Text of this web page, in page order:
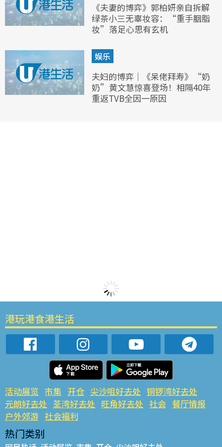
《夫妻的博弈》郭柏妍亲自拆解
绿茶小三无辜妆容：“重手胭脂
妆”落足心思有玄机
娱乐
夫妇的博弈｜《呆佬拜寿》“奶
奶”黄文慧惊喜登场！相隔40年
重返TVB全因一原因
港玩港食港生活
活动展览 市集 开仓 尖沙咀好去处 铜锣湾好去处
元朗好去处 荃湾好去处 旺角好去处 社会 餐厅情报
户外郊游 社会福利
热门类别